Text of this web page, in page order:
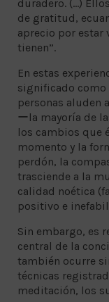
duradero. (...)
de gratitud,
aprecio por estar
tienen”.
En estas
significado como
personas aluden
ーla mayoría de
los cambios que
momento y la
perdón, la
trasciende a la
calidad noética
positivo e
Sin embargo, es
central de la
también ocurre
técnicas
meditación, los